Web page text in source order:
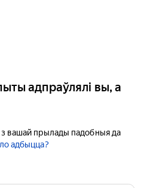
адпраўлялі вы, а
вашай прылады падобныя да
адбыцца?